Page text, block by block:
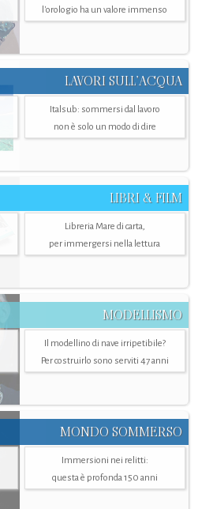
l'orologio ha un valore immenso
LAVORI SULL’ACQUA
Italsub: sommersi dal lavoro
non è solo un modo di dire
LIBRI & FILM
Libreria Mare di carta,
per immergersi nella lettura
MODELLISMO
Il modellino di nave irripetibile?
Per costruirlo sono serviti 47 anni
MONDO SOMMERSO
Immersioni nei relitti:
questa è profonda 150 anni